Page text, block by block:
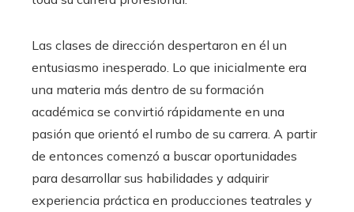
Las clases de dirección despertaron en él un
entusiasmo inesperado. Lo que inicialmente era
una materia más dentro de su formación
académica se convirtió rápidamente en una
pasión que orientó el rumbo de su carrera. A partir
de entonces comenzó a buscar oportunidades
para desarrollar sus habilidades y adquirir
experiencia práctica en producciones teatrales y